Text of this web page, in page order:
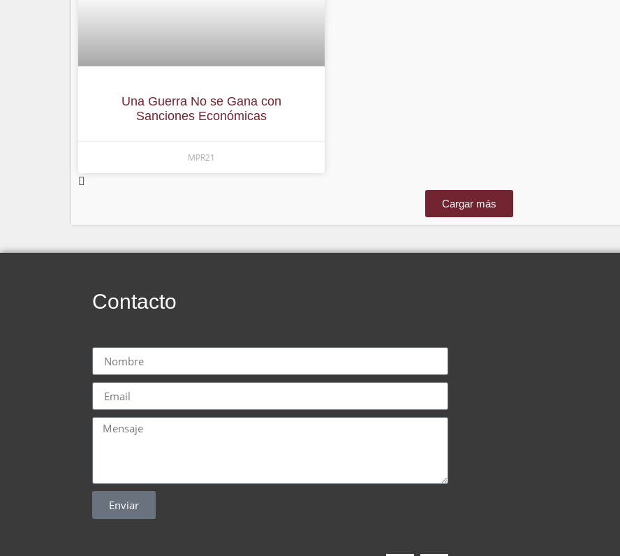
Una Guerra No se Gana con
Sanciones Económicas
MPR21
Cargar más
Contacto
Enviar